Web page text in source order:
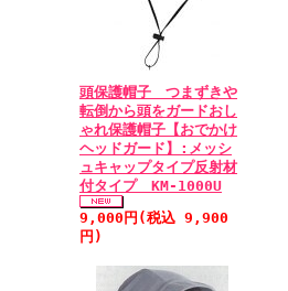
頭保護帽子 つまずきや
転倒から頭をガードおし
ゃれ保護帽子【おでかけ
ヘッドガード】:メッシ
ュキャップタイプ反射材
付タイプ KM-1000U
9,000円(税込 9,900
円)